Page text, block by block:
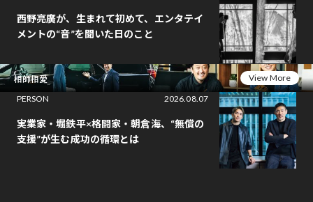
西野亮廣が、生まれて初めて、エンタテイ
メントの“音”を聞いた日のこと
相師相愛
View More
PERSON
2026.08.07
実業家・堀鉄平×格闘家・朝倉海、“無償の
支援”が生む成功の循環とは